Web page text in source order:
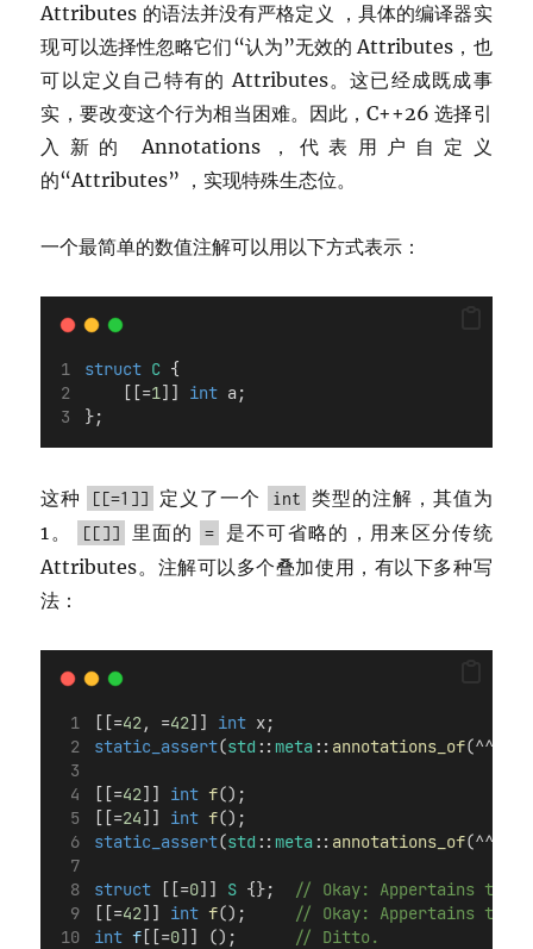
Attributes 的语法并没有严格定义 ，具体的编译器实
现可以选择性忽略它们“认为”无效的 Attributes，也
可以定义自己特有的 Attributes。这已经成既成事
实，要改变这个行为相当困难。因此，C++26 选择引
入新的 Annotations，代表用户自定义
的“Attributes” ，实现特殊生态位。
一个最简单的数值注解可以用以下方式表示：
struct C {
    [[=
1]] int a;
};
这种 [[=1]] 定义了一个 int 类型的注解，其值为
1。
[[]] 里面的 =
是不可省略的，用来区分传统
Attributes。注解可以多个叠加使用，有以下多种写
法：
[[=42, =42]] int x;
static_assert(std ::meta :: annotations_of(^^x).
[[=42]] int f();
[[=24]] int f();
static_assert(std ::meta :: annotations_of(^^f).
struct [[=0]] S {};
  // Okay: Appertains to S.
[[=42]] int f();
     // Okay: Appertains to f.
int f [[=0]] ();
      // Ditto.